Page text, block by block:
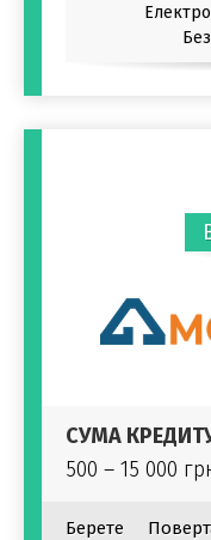
СУМА
500 – 15 000
Берете